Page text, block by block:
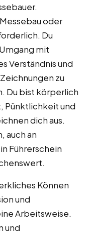
oder
Du
mit
Verständnis und
zu
Du bist körperlich
Pünktlichkeit und
dich aus.
auch an
Führerschein
Können
und
Arbeitsweise.
und